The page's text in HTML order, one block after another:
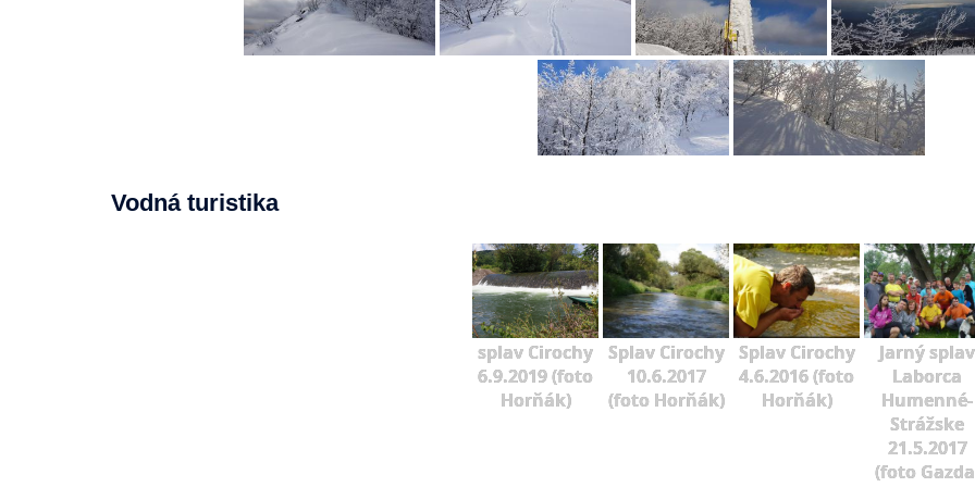
Vodná turistika
splav Cirochy
6.9.2019 (foto
Horňák)
Splav Cirochy
10.6.2017
(foto Horňák)
Splav Cirochy
4.6.2016 (foto
Horňák)
Jarný splav
Laborca
Humenné-
Strážske
21.5.2017
(foto